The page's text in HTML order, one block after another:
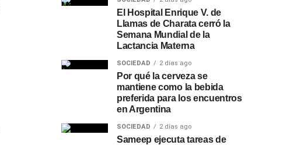
El Hospital Enrique V. de
Llamas de Charata cerró la
Semana Mundial de la
Lactancia Materna
SOCIEDAD 2 días ago
Por qué la cerveza se
mantiene como la bebida
preferida para los encuentros
en Argentina
SOCIEDAD 2 días ago
Sameep ejecuta tareas de